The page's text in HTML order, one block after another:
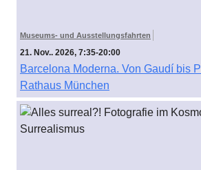
Museums- und Ausstellungsfahrten
21. Nov.. 2026, 7:35-20:00
Barcelona Moderna. Von Gaudí bis
Rathaus München